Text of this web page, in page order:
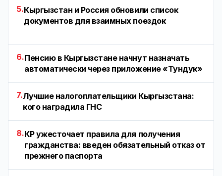
5.Кыргызстан и Россия обновили список
документов для взаимных поездок
6.Пенсию в Кыргызстане начнут назначать
автоматически через приложение «Тундук»
7.Лучшие налогоплательщики Кыргызстана:
кого наградила ГНС
8.КР ужесточает правила для получения
гражданства: введен обязательный отказ от
прежнего паспорта